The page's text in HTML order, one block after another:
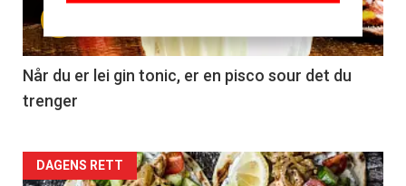
Når du er lei gin tonic, er en pisco sour det du
trenger
Forsiden
DAGENS RETT